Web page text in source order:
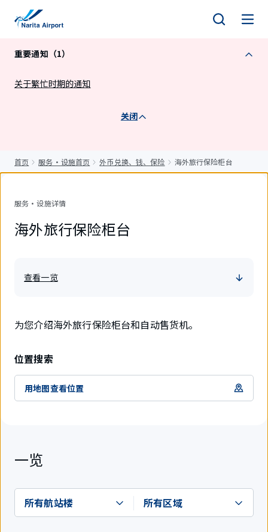
重要通知（1）
关于繁忙时期的通知
关闭
首页 服务・设施首页 外币兑换、钱、保险 海外旅行保险柜台
服务・设施详情
海外旅行保险柜台
查看一览
为您介绍海外旅行保险柜台和自动售货机。
位置搜索
用地图查看位置
一览